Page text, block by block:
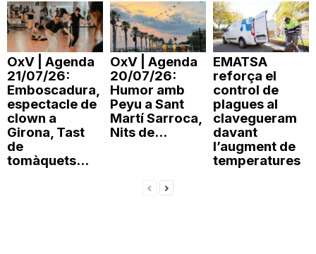
o
n
a
OxV | Agenda
21/07/26:
Emboscadura,
espectacle de
clown a
Girona, Tast
de
tomàquets...
OxV | Agenda
20/07/26:
Humor amb
Peyu a Sant
Martí Sarroca,
Nits de...
EMATSA
reforça el
control de
plagues al
clavegueram
davant
l’augment de
temperatures